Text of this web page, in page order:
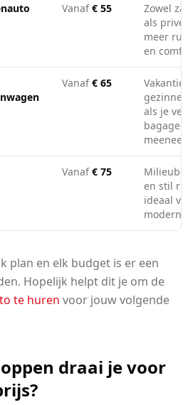
Vanaf€ 55
Zowel
als privé,
meer
en
Vanaf€ 65
Vakanties,
gezinnen
als je veel
bagage
Vanaf€ 75
en stil
ideaal
moderne
plan en elk budget is er een
Hopelijk helpt dit je om de
te huren voor jouw volgende
draai je voor